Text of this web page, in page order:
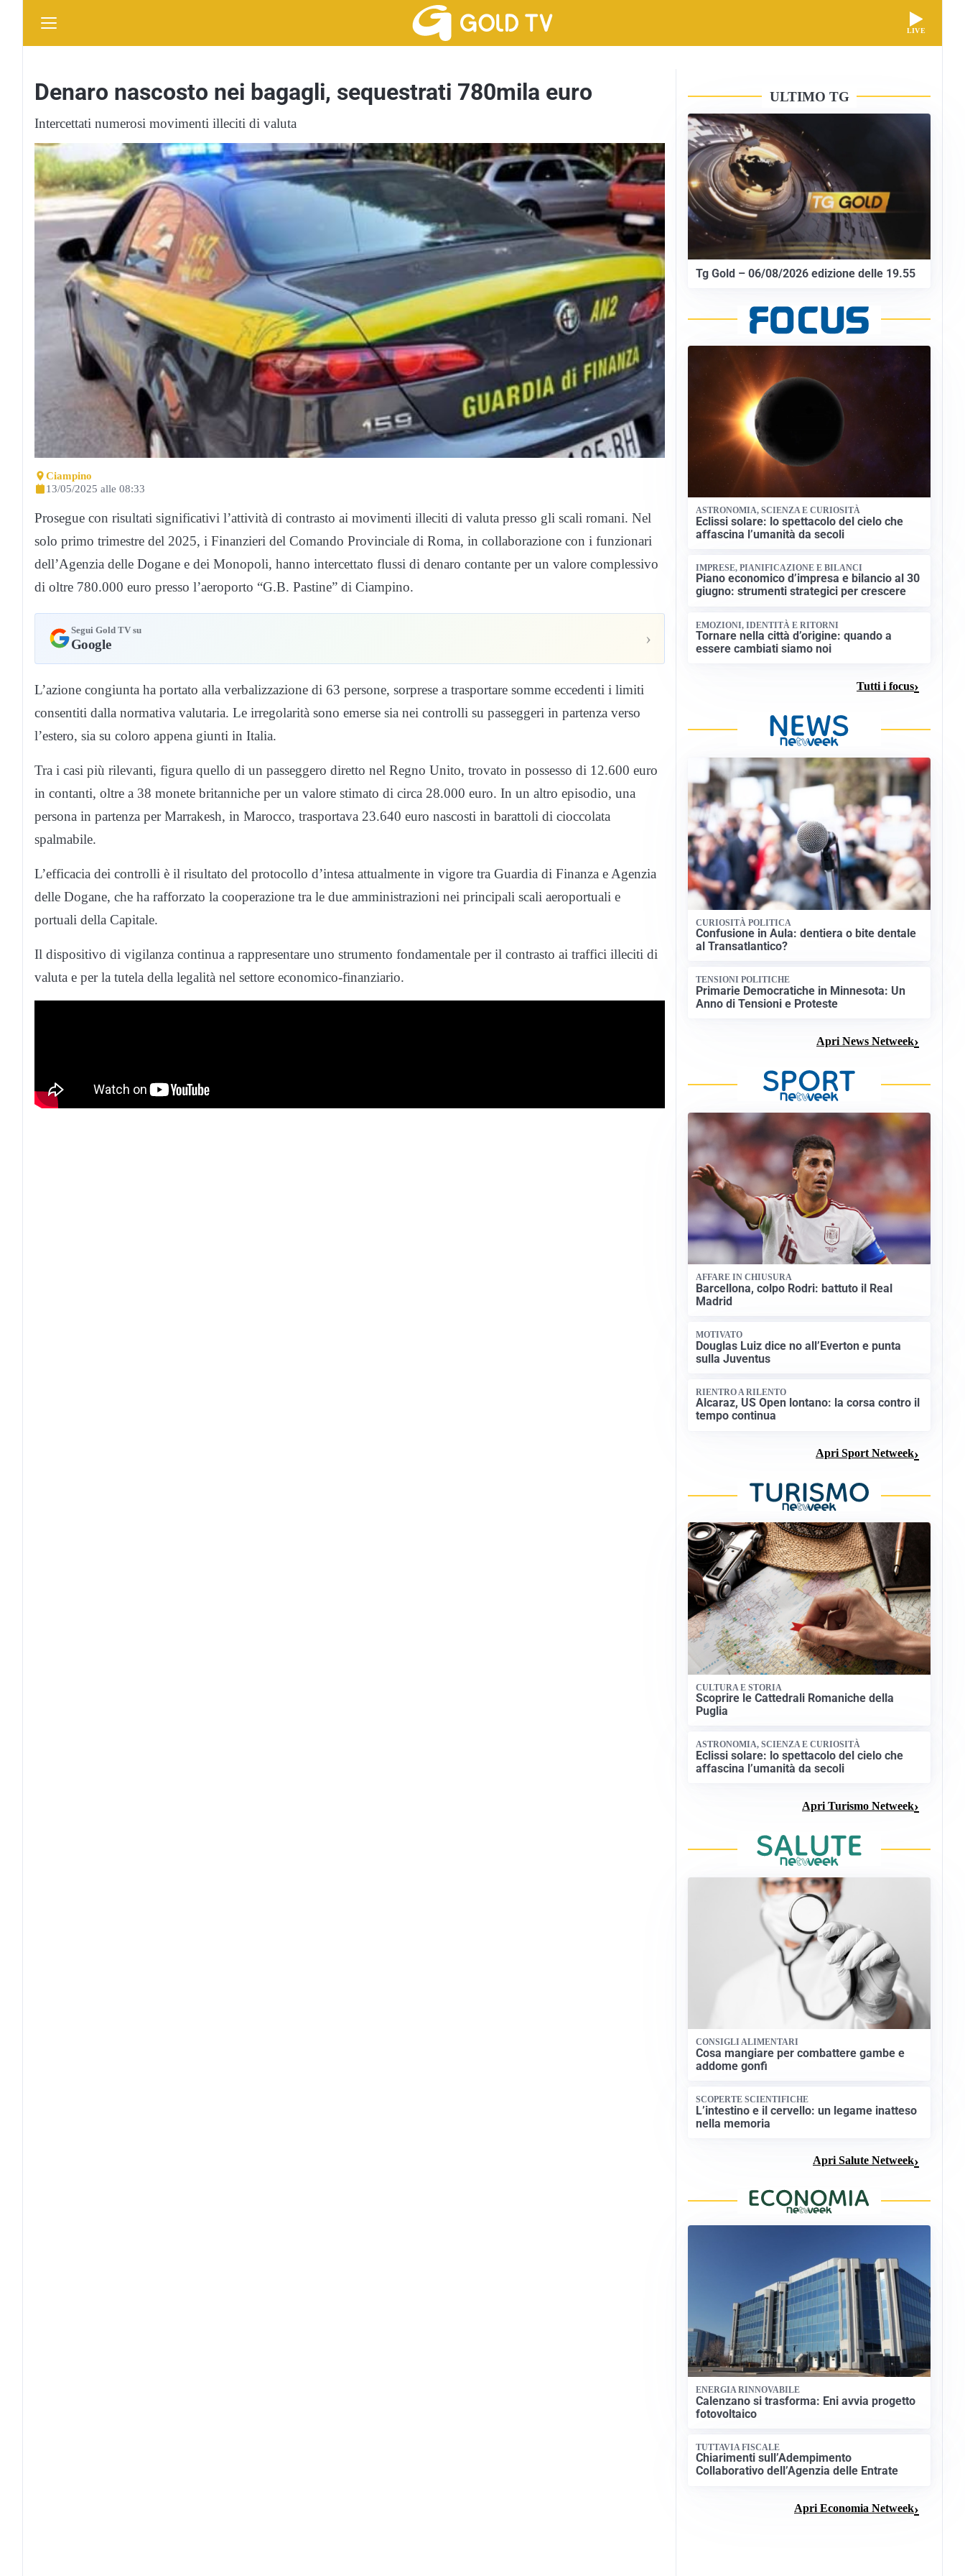
LIVE
Denaro nascosto nei bagagli, sequestrati 780mila euro
Intercettati numerosi movimenti illeciti di valuta
Ciampino
13/05/2025 alle 08:33
Prosegue con risultati significativi l’attività di contrasto ai movimenti illeciti di valuta presso gli scali romani. Nel
solo primo trimestre del 2025, i Finanzieri del Comando Provinciale di Roma, in collaborazione con i funzionari
dell’Agenzia delle Dogane e dei Monopoli, hanno intercettato flussi di denaro contante per un valore complessivo
di oltre 780.000 euro presso l’aeroporto “G.B. Pastine” di Ciampino.
Segui Gold TV su
Google ›
L’azione congiunta ha portato alla verbalizzazione di 63 persone, sorprese a trasportare somme eccedenti i limiti
consentiti dalla normativa valutaria. Le irregolarità sono emerse sia nei controlli su passeggeri in partenza verso
l’estero, sia su coloro appena giunti in Italia.
Tra i casi più rilevanti, figura quello di un passeggero diretto nel Regno Unito, trovato in possesso di 12.600 euro
in contanti, oltre a 38 monete britanniche per un valore stimato di circa 28.000 euro. In un altro episodio, una
persona in partenza per Marrakesh, in Marocco, trasportava 23.640 euro nascosti in barattoli di cioccolata
spalmabile.
L’efficacia dei controlli è il risultato del protocollo d’intesa attualmente in vigore tra Guardia di Finanza e Agenzia
delle Dogane, che ha rafforzato la cooperazione tra le due amministrazioni nei principali scali aeroportuali e
portuali della Capitale.
Il dispositivo di vigilanza continua a rappresentare uno strumento fondamentale per il contrasto ai traffici illeciti di
valuta e per la tutela della legalità nel settore economico-finanziario.
ULTIMO TG
Tg Gold – 06/08/2026 edizione delle 19.55
ASTRONOMIA, SCIENZA E CURIOSITÀ
Eclissi solare: lo spettacolo del cielo che
affascina l’umanità da secoli
IMPRESE, PIANIFICAZIONE E BILANCI
Piano economico d’impresa e bilancio al 30
giugno: strumenti strategici per crescere
EMOZIONI, IDENTITÀ E RITORNI
Tornare nella città d’origine: quando a
essere cambiati siamo noi
Tutti i focus
CURIOSITÀ POLITICA
Confusione in Aula: dentiera o bite dentale
al Transatlantico?
TENSIONI POLITICHE
Primarie Democratiche in Minnesota: Un
Anno di Tensioni e Proteste
Apri News Netweek
AFFARE IN CHIUSURA
Barcellona, colpo Rodri: battuto il Real
Madrid
MOTIVATO
Douglas Luiz dice no all’Everton e punta
sulla Juventus
RIENTRO A RILENTO
Alcaraz, US Open lontano: la corsa contro il
tempo continua
Apri Sport Netweek
CULTURA E STORIA
Scoprire le Cattedrali Romaniche della
Puglia
ASTRONOMIA, SCIENZA E CURIOSITÀ
Eclissi solare: lo spettacolo del cielo che
affascina l’umanità da secoli
Apri Turismo Netweek
CONSIGLI ALIMENTARI
Cosa mangiare per combattere gambe e
addome gonfi
SCOPERTE SCIENTIFICHE
L’intestino e il cervello: un legame inatteso
nella memoria
Apri Salute Netweek
ENERGIA RINNOVABILE
Calenzano si trasforma: Eni avvia progetto
fotovoltaico
TUTTAVIA FISCALE
Chiarimenti sull’Adempimento
Collaborativo dell’Agenzia delle Entrate
Apri Economia Netweek